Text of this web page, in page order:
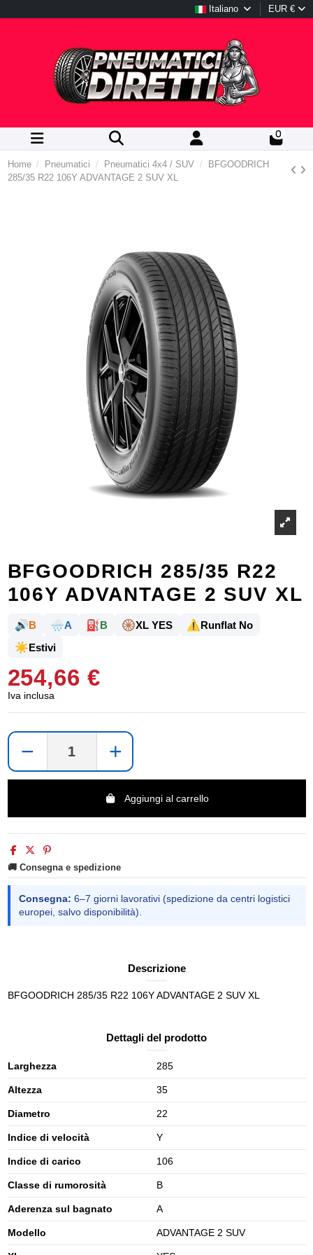
Italiano EUR €
0
Home Pneumatici Pneumatici 4x4 / SUV
BFGOODRICH
285/35 R22 106Y ADVANTAGE 2 SUV XL
BFGOODRICH 285/35 R22
106Y ADVANTAGE 2 SUV XL
🔊B 🌧️A ⛽B 🛞XL YES ⚠️Runflat No
☀️Estivi
254,66 €
Iva inclusa
− +
Aggiungi al carrello
🚚 Consegna e spedizione
Consegna: 6–7 giorni lavorativi (spedizione da centri logistici
europei, salvo disponibilità).
Descrizione
BFGOODRICH 285/35 R22 106Y ADVANTAGE 2 SUV XL
Dettagli del prodotto
Larghezza 285
Altezza 35
Diametro 22
Indice di velocità Y
Indice di carico 106
Classe di rumorosità B
Aderenza sul bagnato A
Modello ADVANTAGE 2 SUV